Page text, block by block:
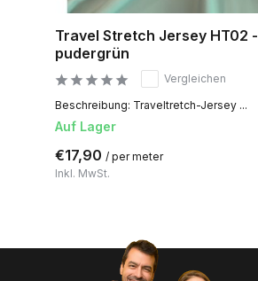
Travel Stretch Jersey HT02 -
pudergrün
Vergleichen
Beschreibung: Traveltretch-Jersey ...
Auf Lager
€17,90 / per meter
Inkl. MwSt.